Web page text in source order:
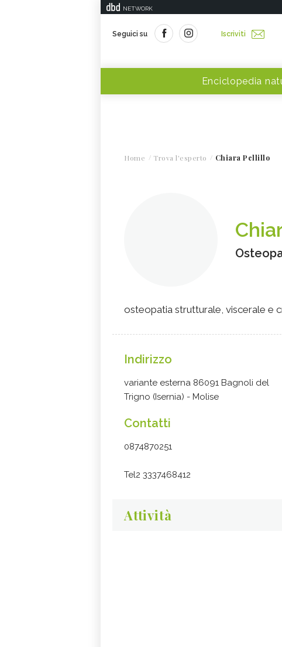
NETWORK
Seguici su Iscriviti
Enciclopedia
Home Trova l'esperto Chiara Pellillo
osteopatia strutturale, viscerale e
Indirizzo
variante esterna 86091 Bagnoli del
Trigno (Isernia) - Molise
Contatti
0874870251
Tel2 3337468412
Attività